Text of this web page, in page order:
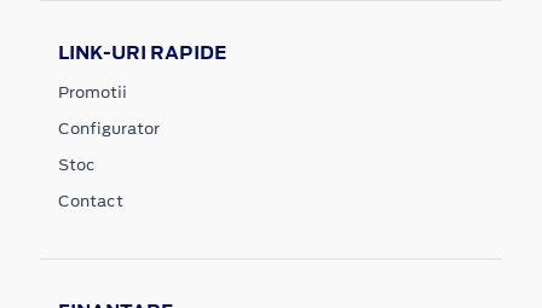
LINK-URI RAPIDE
Promotii
Configurator
Stoc
Contact